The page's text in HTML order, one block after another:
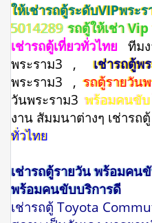
ให้เช่ารถตู้ระดับVIPพระ
5014289 รถตู้ให้เช่า
เช่ารถตู้เที่ยวทั่วไทย
ทีม
พระราม3 ,
เช่ารถตู้พ
พระราม3 ,รถตู้รายวัน
วันพระราม3พร้อมคนขั
งาน สัมมนาต่างๆ เช่ารถตู้
ทั่วไทย
เช่ารถตู้รายวัน พร้อมคน
พร้อมคนขับบริการดี
เช่ารถตู้ Toyota